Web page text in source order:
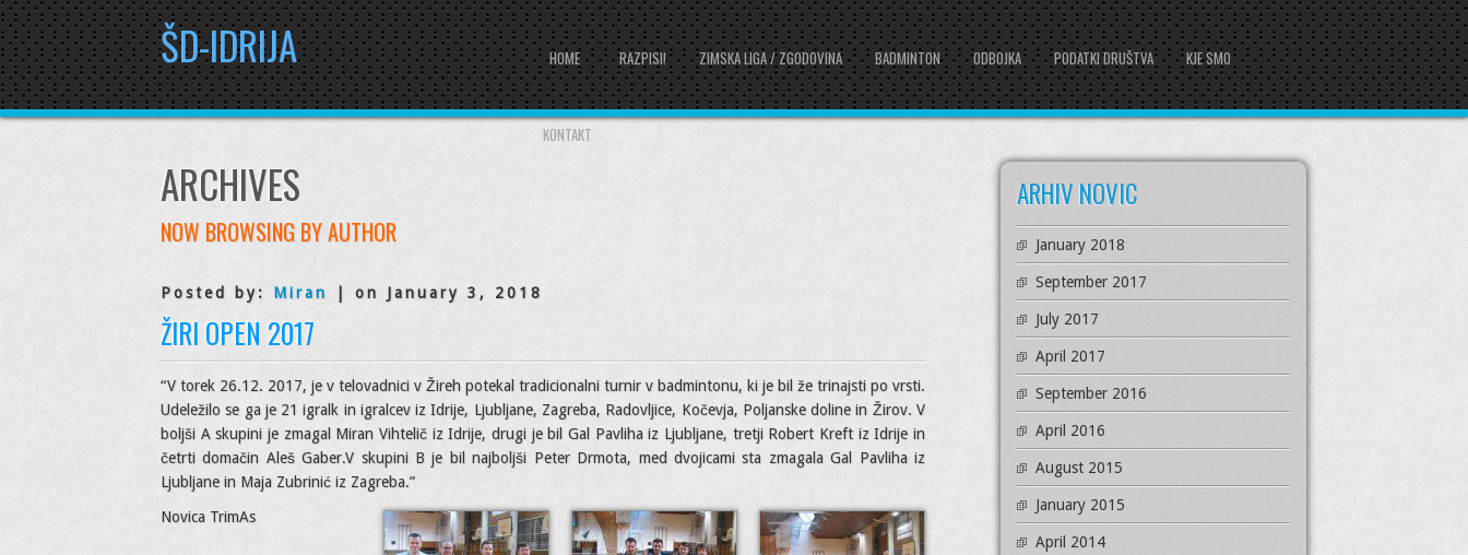
ŠD-IDRIJA HOME RAZPISI! ZIMSKA LIGA / ZGODOVINA BADMINTON ODBOJKA PODATKI DRUŠTVA KJE SMO
KONTAKT
ARCHIVES
NOW BROWSING BY AUTHOR
Posted by: Miran | on January 3, 2018
ŽIRI OPEN 2017
“V torek 26.12. 2017, je v telovadnici v Žireh potekal tradicionalni turnir v badmintonu, ki je bil že trinajsti po vrsti.
Udeležilo se ga je 21 igralk in igralcev iz Idrije, Ljubljane, Zagreba, Radovljice, Kočevja, Poljanske doline in Žirov. V
boljši A skupini je zmagal Miran Vihtelič iz Idrije, drugi je bil Gal Pavliha iz Ljubljane, tretji Robert Kreft iz Idrije in
četrti domačin Aleš Gaber.V skupini B je bil najboljši Peter Drmota, med dvojicami sta zmagala Gal Pavliha iz
Ljubljane in Maja Zubrinić iz Zagreba.”
Novica TrimAs
ARHIV NOVIC
January 2018
September 2017
July 2017
April 2017
September 2016
April 2016
August 2015
January 2015
April 2014